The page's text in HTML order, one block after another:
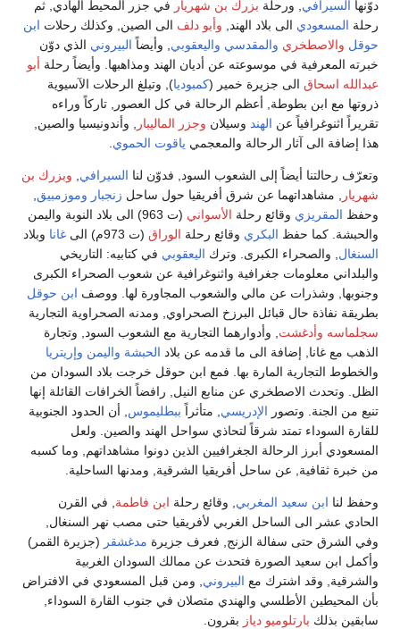
دوّنها السيرافي, ورحلة بزرك بن شهريار في جزر المحيط الهادي, ثم
رحلة المسعودي الى بلاد الهند, وأبو دلف الى الصين, وكذلك رحلات ابن
حوقل والاصطخري والمقدسي واليعقوبي, وأيضاً البيروني الذي دوّن
خبرته المعرفية في موسوعته عن أديان الهند ومذاهبها. وأيضاً رحلة أبو
عبدالله اسحاق الى جزيرة خمير (كمبوديا), وتبلغ الرحلات الآسيوية
ذروتها مع ابن بطوطة, أعظم الرحالة في كل العصور, تاركاً وراءه
تقريراً اثنوغرافياً عن الهند وسيلان وجزر الماليبار , وأندونيسيا والصين,
هذا إضافة الى آثار الرحالة والمعجمي ياقوت الحموي.
وتعرّف رحالتنا أيضاً إلى الشعوب السود, فدوّن لنا السيرافي, وبزرك بن
شهريار , مشاهداتهما عن شرق أفريقيا حول ساحل زنجبار وموزمبيق,
وحفظ المقريزي وقائع رحلة الأسواني
(ت 963) الى بلاد النوبة واليمن
والحبشة. كما حفظ البكري وقائع رحلة الوراق (ت 973م) الى غانا وبلاد
السنغال, والصحراء الكبرى. وترك اليعقوبي في كتابيه: التاريخي
والبلداني معلومات جغرافية واثنوغرافية عن شعوب الصحراء الكبرى
وجنوبها, وشذرات عن مالي والشعوب المجاورة لها. ووصف ابن حوقل
بطريقة نفاذة حال قبائل البرزخ الصحراوي, ومدنه الصحراوية التجارية
سجلماسه وأدغشت, وأدوارهما التجارية مع الشعوب السود, وتجارة
الذهب مع غانا, إضافة الى ما قدمه عن بلاد الحبشة واليمن وإريتريا
والخطوط التجارية المارة بها. فمع ابن حوقل خرجت بلاد السودان من
الظل. وتحدث الاصطخري عن منابع النيل, رافضاً الخرافات القائلة إنها
تنبع من الجنة. وتصور الإدريسي, متأثراً ببطليموس, أن الحدود الجنوبية
للقارة السوداء تمتد شرقاً لتحاذي سواحل الهند والصين. ولعل
المسعودي أبرز الرحالة الجغرافيين الذين دونوا مشاهداتهم, وما كسبه
من خبرة ثقافية, عن ساحل أفريقيا الشرقية, ومدنها الساحلية.
وحفظ لنا ابن سعيد المغربي, وقائع رحلة ابن فاطمة, في القرن
الحادي عشر الى الساحل الغربي لأفريقيا حتى مصب نهر السنغال,
وفي الشرق حتى سفالة الزنج, فعرف جزيرة مدغشقر (جزيرة القمر)
وأكمل ابن سعيد الصورة فتحدث عن ممالك السودان الغربية
والشرقية, وقد اشترك مع البيروني, ومن قبل المسعودي في الافتراض
بأن المحيطين الأطلسي والهندي متصلان في جنوب القارة السوداء,
سابقين بذلك بارتلوميو دياز بقرون.